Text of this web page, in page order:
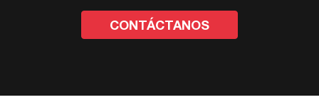
CONTÁCTANOS